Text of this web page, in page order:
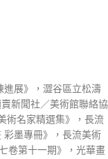
進展》，澀谷區立松濤
新聞社／美術館聯絡協
術名家精選集》，長流
墨專冊》，長流美術
卷第十一期》，光華畫